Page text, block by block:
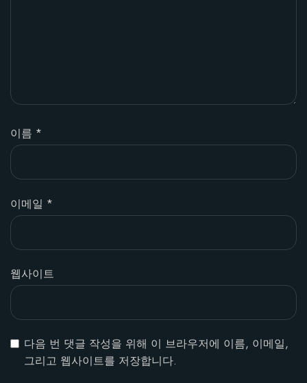
이름 *
이메일 *
웹사이트
다음 번 댓글 작성을 위해 이 브라우저에 이름, 이메일,
그리고 웹사이트를 저장합니다.